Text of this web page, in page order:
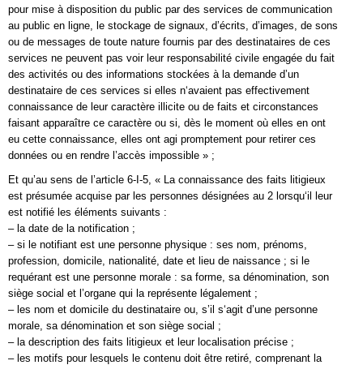
pour mise à disposition du public par des services de communication
au public en ligne, le stockage de signaux, d’écrits, d’images, de sons
ou de messages de toute nature fournis par des destinataires de ces
services ne peuvent pas voir leur responsabilité civile engagée du fait
des activités ou des informations stockées à la demande d’un
destinataire de ces services si elles n‘avaient pas effectivement
connaissance de leur caractère illicite ou de faits et circonstances
faisant apparaître ce caractère ou si, dès le moment où elles en ont
eu cette connaissance, elles ont agi promptement pour retirer ces
données ou en rendre l’accès impossible » ;
Et qu’au sens de l’article 6-I-5, « La connaissance des faits litigieux
est présumée acquise par les personnes désignées au 2 lorsqu‘il leur
est notifié les éléments suivants :
– la date de la notification ;
– si le notifiant est une personne physique : ses nom, prénoms,
profession, domicile, nationalité, date et lieu de naissance ; si le
requérant est une personne morale : sa forme, sa dénomination, son
siège social et l’organe qui la représente légalement ;
– les nom et domicile du destinataire ou, s’il s‘agit d’une personne
morale, sa dénomination et son siège social ;
– la description des faits litigieux et leur localisation précise ;
– les motifs pour lesquels le contenu doit être retiré, comprenant la